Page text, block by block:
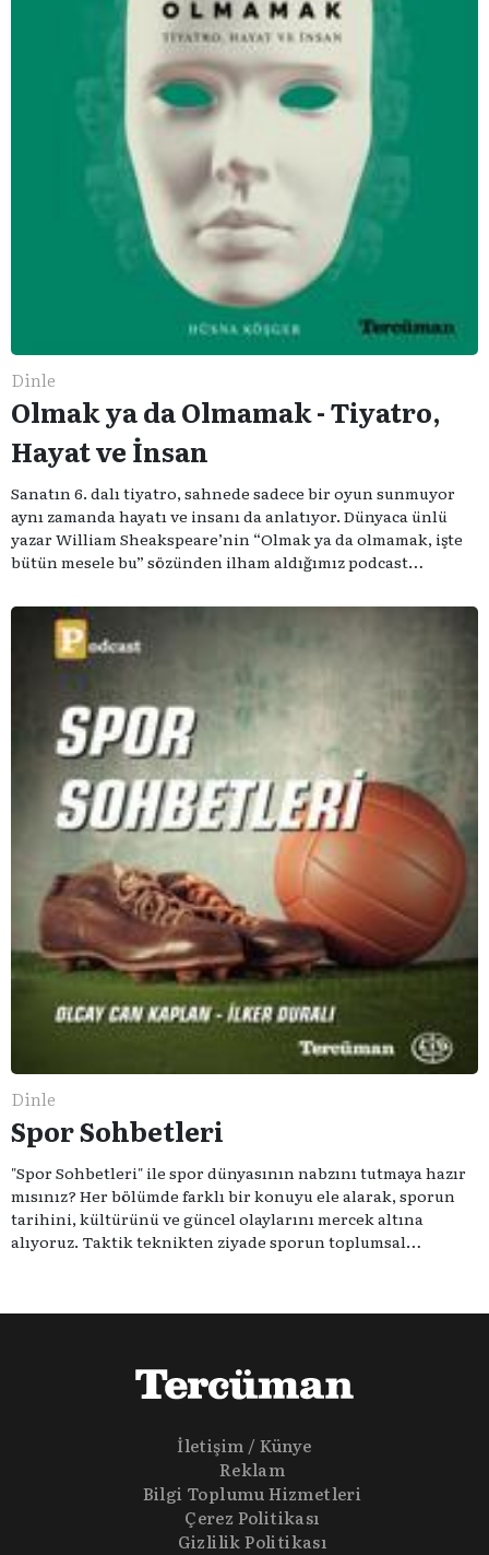
Dinle
Olmak ya da Olmamak - Tiyatro,
Hayat ve İnsan
Sanatın 6. dalı tiyatro, sahnede sadece bir oyun sunmuyor
aynı zamanda hayatı ve insanı da anlatıyor. Dünyaca ünlü
yazar William Sheakspeare’nin “Olmak ya da olmamak, işte
bütün mesele bu” sözünden ilham aldığımız podcast
konuşuyoruz..
Dinle
Spor Sohbetleri
"Spor Sohbetleri" ile spor dünyasının nabzını tutmaya hazır
mısınız? Her bölümde farklı bir konuyu ele alarak, sporun
tarihini, kültürünü ve güncel olaylarını mercek altına
alıyoruz. Taktik teknikten ziyade sporun toplumsal
göre.
İletişim / Künye
Reklam
Bilgi Toplumu Hizmetleri
Çerez Politikası
Gizlilik Politikası